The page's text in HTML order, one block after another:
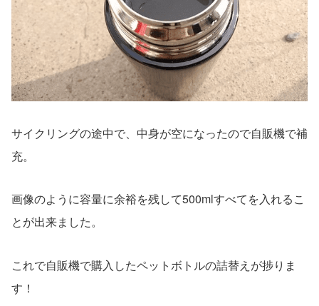
サイクリングの途中で、中身が空になったので自販機で補
充。
画像のように容量に余裕を残して500mlすべてを入れるこ
とが出来ました。
これで自販機で購入したペットボトルの詰替えが捗りま
す！